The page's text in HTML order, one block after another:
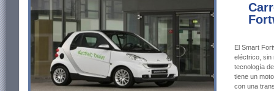
El Smart
eléctrico, sin
tecnología
tiene un
con una